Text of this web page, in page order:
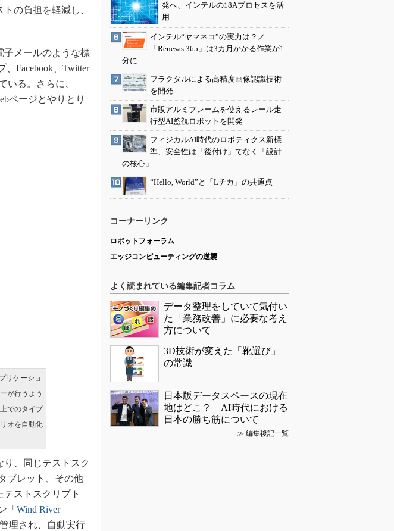
発
の負担を軽減し、
メールのような標
Facebook、Twitter
いる。さらに、
ページとやりとり
リケーショ
が行うよう
でのタイプ
オを自動化
、同じテストスク
ブレット、その他
ストスクリプト
「 Wind River
理され、自動実行
発へ、インテルの18Aプロセスを活
用
インテル“ヤマネコ”の実力は？／
「Renesas 365」は3カ月かかる作業が1
分に
フラクタルによる高精度画像認識技術
を開発
市販アルミフレームを使えるレール走
行型AI監視ロボットを開発
フィジカルAI時代のロボティクス新標
準、安全性は「後付け」でなく「設計
の核心」
“Hello, World”と「Lチカ」の共通点
コーナーリンク
ロボットフォーラム
エッジコンピューティングの逆襲
よく読まれている編集記者コラム
データ整理をしていて気付い
た「業務改善」に必要な考え
方について
3D技術が変えた「靴選び」
の常識
日本版データスペースの現在
地はどこ？ AI時代における
日本の勝ち筋について
≫ 編集後記一覧